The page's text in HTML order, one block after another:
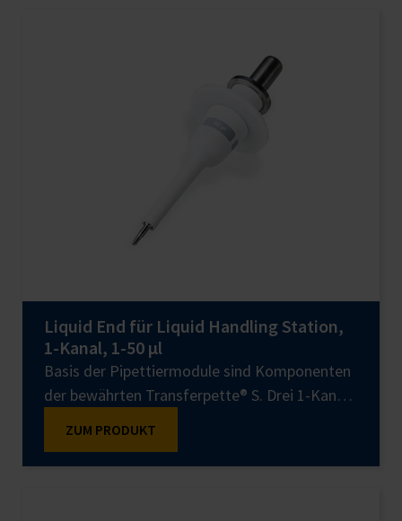
Liquid End für Liquid Handling Station,
1-Kanal, 1-50 µl
Basis der Pipettiermodule sind Komponenten
der bewährten Transferpette® S. Drei 1-Kanal
Flüssigkeitsabgabe zur Verfügung. Die
ZUM PRODUKT